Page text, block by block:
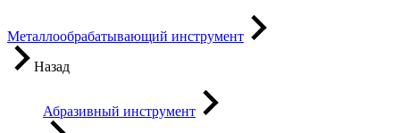
Металлообрабатывающий инструмент
Назад
Абразивный инструмент